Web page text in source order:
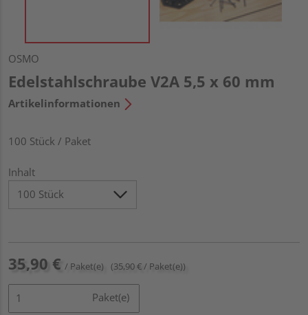
OSMO
Edelstahlschraube V2A 5,5 x 60 mm
Artikelinformationen
100 Stück / Paket
Inhalt
35,90 € / Paket(e) (35,90 € / Paket(e))
Paket(e)